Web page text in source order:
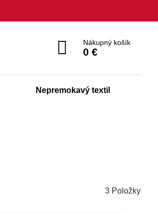
Nákupný košík
0 €
Nepremokavý textil
3 Položky